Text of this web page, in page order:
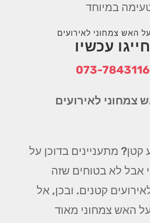
במיוחד
על האש צמחוני לאירועים
חייגו עכשיו
073-7843116
צמחוני לאירועים
קטן? מתעניינים בדוכן על
אבל לא בטוחים שזה
קטנים. ובכן, אל
האש צמחוני מאוד